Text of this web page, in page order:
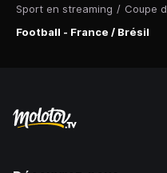
Sport en streaming / Coupe
Football - France / Brésil